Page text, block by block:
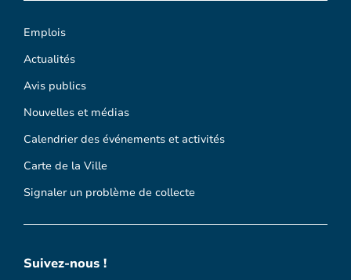
Emplois
Actualités
Avis publics
Nouvelles et médias
Calendrier des événements et activités
Carte de la Ville
Signaler un problème de collecte
Suivez-nous !